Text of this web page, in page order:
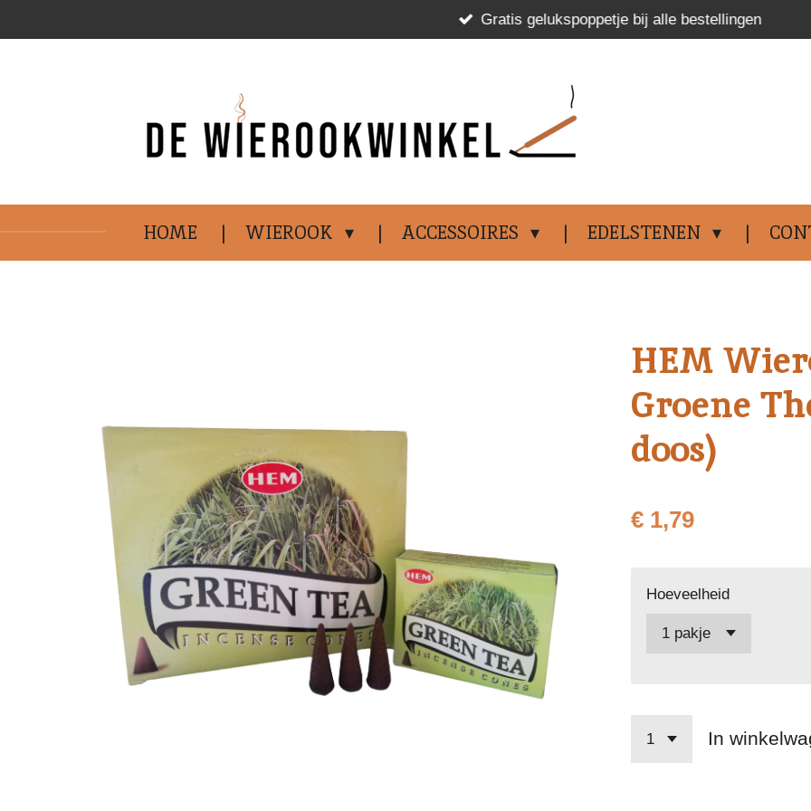
direct
Gratis gelukspoppetje bij alle bestellingen
HOME WIEROOK ACCESSOIRES EDELSTENEN
HEM
Groene
doos)
€ 1,79
Hoeveelheid
In